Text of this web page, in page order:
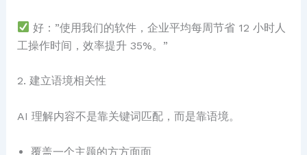
好：”使用我们的软件，企业平均每周节省 12 小时人
工操作时间，效率提升 35%。”
2. 建立语境相关性
AI 理解内容不是靠关键词匹配，而是靠语境。
覆盖一个主题的方方面面